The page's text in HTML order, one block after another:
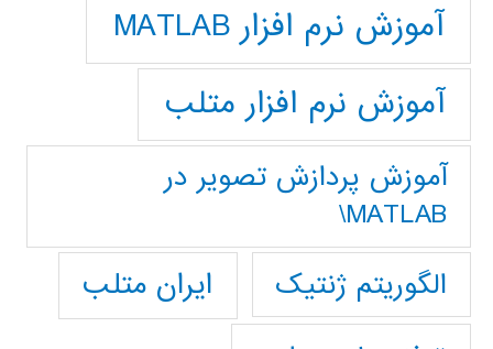
آموزش نرم افزار MATLAB
آموزش نرم افزار متلب
آموزش پردازش تصوير در
MATLAB\
الگوریتم ژنتیک
ایران متلب